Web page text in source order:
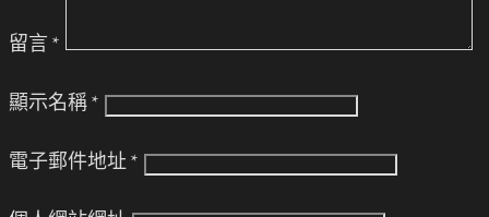
留言 *
顯示名稱 *
電子郵件地址 *